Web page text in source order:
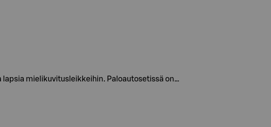
lapsia mielikuvitusleikkeihin. Paloautosetissä on…